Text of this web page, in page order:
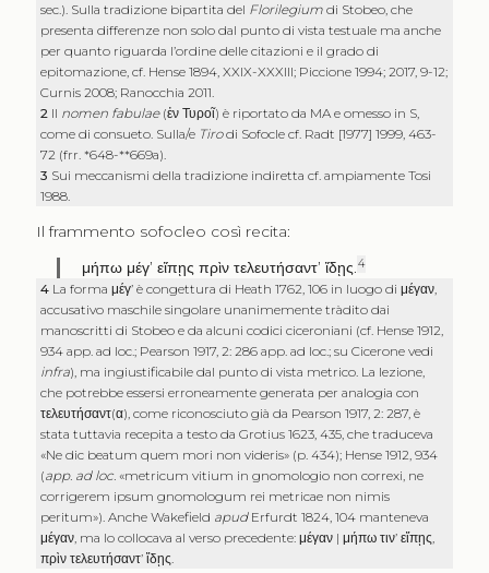
sec.). Sulla tradizione bipartita del Florilegium di Stobeo, che
presenta differenze non solo dal punto di vista testuale ma anche
per quanto riguarda l’ordine delle citazioni e il grado di
epitomazione, cf. Hense 1894, XXIX-XXXIII; Piccione 1994; 2017, 9-12;
Curnis 2008; Ranocchia 2011.
2 Il nomen fabulae(ἐν Τυροῖ) è riportato da MA e omesso in S,
come di consueto. Sulla/e Tirodi Sofocle cf. Radt [1977] 1999, 463-
72 (frr. *648-**669a).
3 Sui meccanismi della tradizione indiretta cf. ampiamente Tosi
1988.
Il frammento sofocleo così recita:
μήπω μέγ’ εἴπῃς πρὶν τελευτήσαντ’ ἴδῃς.4
4 La formaμέγ’ è congettura di Heath 1762, 106 in luogo diμέγαν,
accusativo maschile singolare unanimemente tràdito dai
manoscritti di Stobeo e da alcuni codici ciceroniani (cf. Hense 1912,
934 app. ad loc.; Pearson 1917, 2: 286 app. ad loc.; su Cicerone vedi
infra), ma ingiustificabile dal punto di vista metrico. La lezione,
che potrebbe essersi erroneamente generata per analogia con
τελευτήσαντ(α), come riconosciuto già da Pearson 1917, 2: 287, è
stata tuttavia recepita a testo da Grotius 1623, 435, che traduceva
«Ne dic beatum quem mori non videris» (p. 434); Hense 1912, 934
(app. ad loc.«metricum vitium in gnomologio non correxi, ne
corrigerem ipsum gnomologum rei metricae non nimis
peritum»). Anche Wakefield apudErfurdt 1824, 104 manteneva
μέγαν, ma lo collocava al verso precedente:μέγαν |μήπω τιν’ εἴπῃς,
πρὶν τελευτήσαντ’ ἴδῃς.